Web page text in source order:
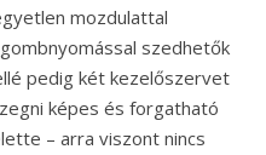
mozdulattal
szedhetők
pedig két kezelőszervet
képes és forgatható
– arra viszont nincs